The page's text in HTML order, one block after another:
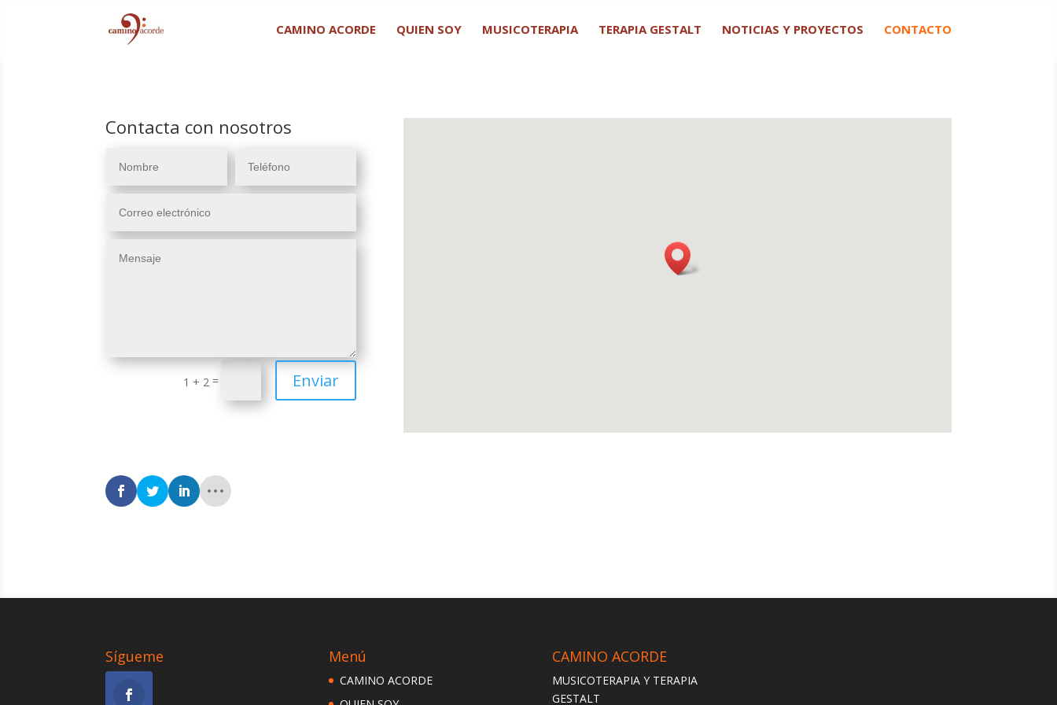
CAMINO ACORDE QUIEN SOY MUSICOTERAPIA TERAPIA GESTALT NOTICIAS Y PROYECTOS CONTACTO
Contacta con nosotros
1 + 2 = Enviar
Sígueme Menú
CAMINO ACORDE
CAMINO ACORDE
MUSICOTERAPIA Y TERAPIA
GESTALT